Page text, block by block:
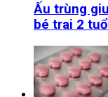
Ấu trùng
bé trai 2